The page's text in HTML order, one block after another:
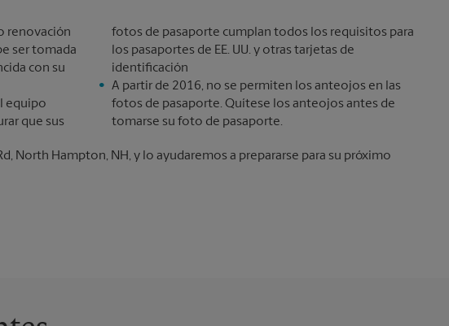
renovación
ser tomada
con su
equipo
que sus
fotos de pasaporte cumplan todos los requisitos para
los pasaportes de EE. UU. y otras tarjetas de
identificación
A partir de 2016, no se permiten los anteojos en las
fotos de pasaporte. Quítese los anteojos antes de
tomarse su foto de pasaporte.
North Hampton, NH, y lo ayudaremos a prepararse para su próximo